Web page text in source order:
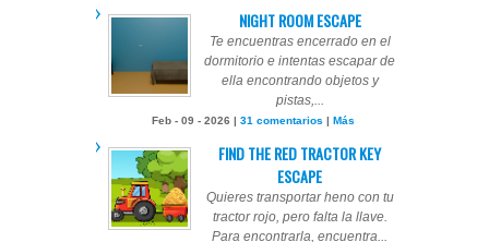
NIGHT ROOM ESCAPE
Te encuentras encerrado en el
dormitorio e intentas escapar de
ella encontrando objetos y
pistas,...
Feb - 09 - 2026 | 31 comentarios | Más
FIND THE RED TRACTOR KEY
ESCAPE
Quieres transportar heno con tu
tractor rojo, pero falta la llave.
Para encontrarla, encuentra...